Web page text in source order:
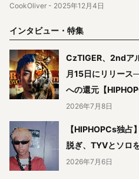
CookOliver - 2025年12月4日
インタビュー・特集
CzTIGER、2ndア
月15日にリリース
への還元【
2026年7月8日
【HIPHOPCs独占
脱ぎ、TYVとソロ
2026年7月6日